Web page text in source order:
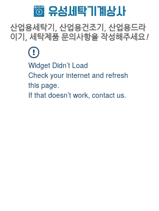
산업용세탁기, 산업용건조기, 산업용드라
이기, 세탁제품 문의사항을 작성해주세요!
Widget Didn’t Load
Check your internet and refresh
this page.
If that doesn’t work, contact us.